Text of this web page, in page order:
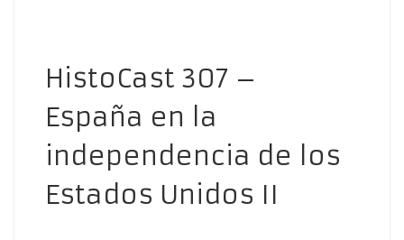
HistoCast 307 –
España en la
independencia de los
Estados Unidos II